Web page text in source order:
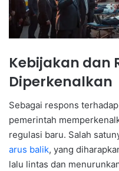
Kebijakan dan
Diperkenalkan
Sebagai respons
pemerintah
regulasi baru. Salah
arus balik, yang
lalu lintas dan